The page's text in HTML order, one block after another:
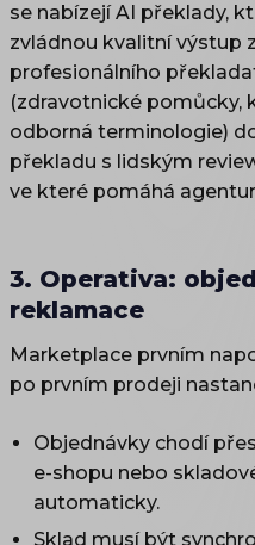
se nabízejí AI překlady,
zvládnou kvalitní výstup
profesionálního
(zdravotnické pomůcky,
odborná terminologie)
překladu s lidským
ve které pomáhá
3. Operativa:
reklamace
Marketplace prvním
po prvním prodeji
Objednávky chodí
e-shopu nebo
automaticky.
Sklad musí být